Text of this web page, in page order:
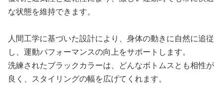
な状態を維持できます。
人間工学に基づいた設計により、身体の動きに自然に追従
し、運動パフォーマンスの向上をサポートします。
洗練されたブラックカラーは、どんなボトムスとも相性が
良く、スタイリングの幅を広げてくれます。